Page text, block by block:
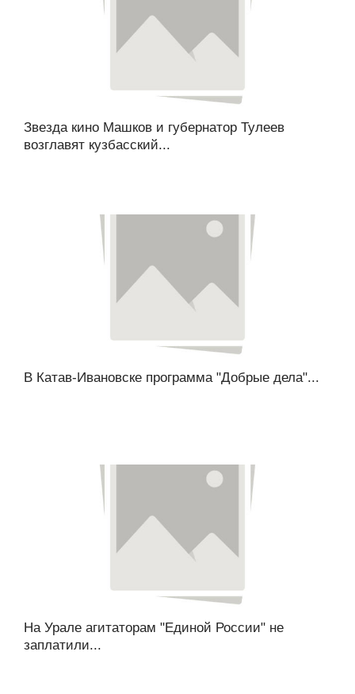
Звезда кино Машков и губернатор Тулеев
возглавят кузбасский...
В Катав-Ивановске программа "Добрые дела"...
На Урале агитаторам "Единой России" не
заплатили...